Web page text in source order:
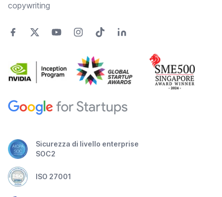
copywriting
Sicurezza di livello enterprise
SOC2
ISO 27001